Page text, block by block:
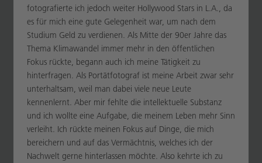
fotografierte ich jedoch weiter Hollywood Stars in L.A., da
es für mich eine gute Gelegenheit war, um nach dem
Studium Geld zu verdienen. Als Mitte der 90er Jahre das
Thema Klimawandel immer mehr in den öffentlichen
Fokus rückte, begann auch ich meine Tätigkeit zu
hinterfragen. Als Portätfotograf ist meine Arbeit zwar sehr
unterhaltsam, weil man dabei viele neue Leute
kennenlernt. Aber mir fehlte die intellektuelle Substanz
und ich wollte eine Aufgabe, die meinem Leben mehr Sinn
verleiht. Ich rückte meinen Fokus auf Dinge, die mich
bereichern und auf das Vermächtnis, welches ich der
Nachwelt gerne hinterlassen möchte. Also kehrte ich zu